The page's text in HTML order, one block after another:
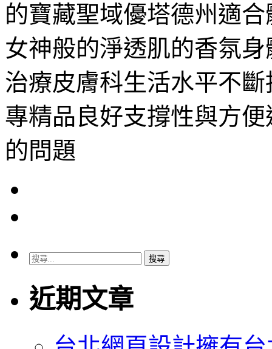
的寶藏聖域優塔德州適
女神般的淨透肌的香氛
治療皮膚科生活水平不
專精品良好支撐性與方
的問題
搜
關
鍵
近期文章